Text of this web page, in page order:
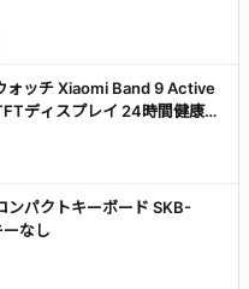
ォッチ Xiaomi Band 9 Active
ディスプレイ 24時間健康管
換可能なフレーム iPhone &
ンパクトキーボード SKB-
なし